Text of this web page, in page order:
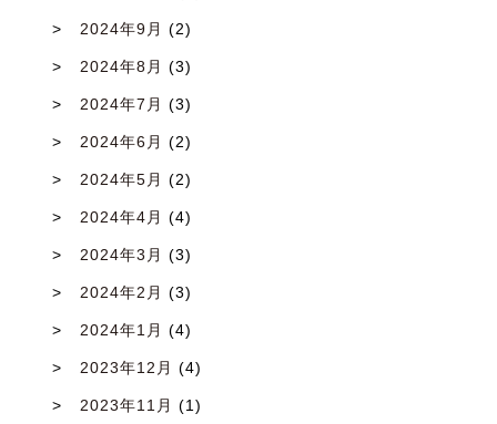
2024年9月 (2)
2024年8月 (3)
2024年7月 (3)
2024年6月 (2)
2024年5月 (2)
2024年4月 (4)
2024年3月 (3)
2024年2月 (3)
2024年1月 (4)
2023年12月 (4)
2023年11月 (1)